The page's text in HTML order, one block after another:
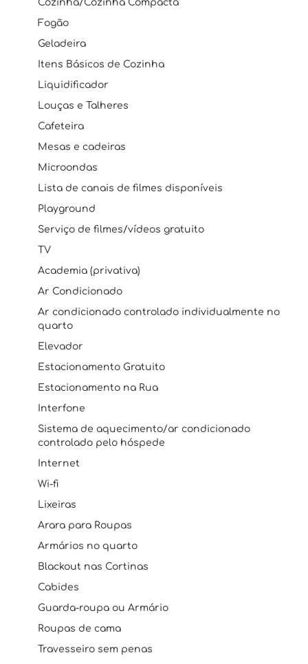
Cozinha/Cozinha Compacta
Fogão
Geladeira
Itens Básicos de Cozinha
Liquidificador
Louças e Talheres
Cafeteira
Mesas e cadeiras
Microondas
Lista de canais de filmes disponíveis
Playground
Serviço de filmes/vídeos gratuito
TV
Academia (privativa)
Ar Condicionado
Ar condicionado controlado individualmente no
quarto
Elevador
Estacionamento Gratuito
Estacionamento na Rua
Interfone
Sistema de aquecimento/ar condicionado
controlado pelo hóspede
Internet
Wi-fi
Lixeiras
Arara para Roupas
Armários no quarto
Blackout nas Cortinas
Cabides
Guarda-roupa ou Armário
Roupas de cama
Travesseiro sem penas